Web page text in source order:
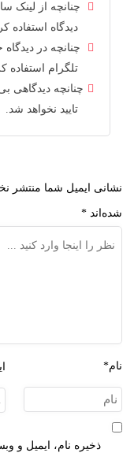
چنانچه از لینک
دیدگاه استفاده
چنانچه در دیدگاه
تلگرام استفاده
چنانچه دیدگاهی
تایید نخواهد شد.
نشانی ایمیل شما منتشر
شده‌اند *
نام*
ذخیره نام، ایمیل و